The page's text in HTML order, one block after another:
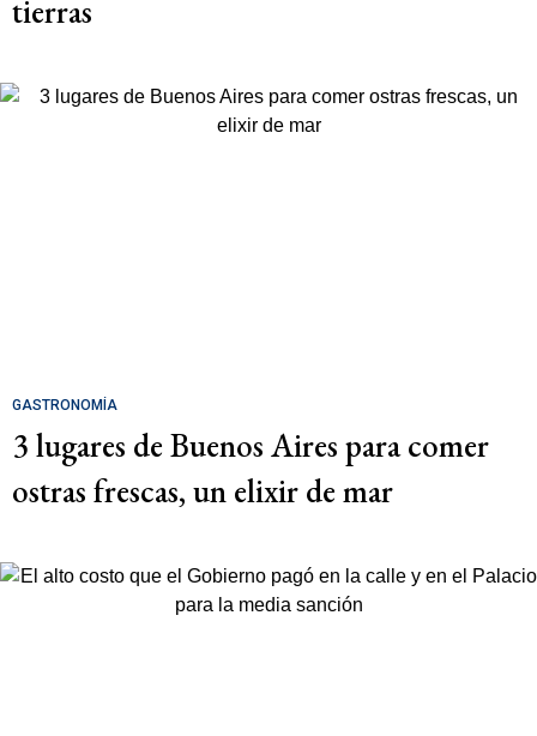
tierras
GASTRONOMÍA
3 lugares de Buenos Aires para comer
ostras frescas, un elixir de mar